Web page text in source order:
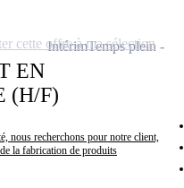
EN
(H/F)
nous recherchons pour notre client,
la fabrication de produits
IntérimTemps plein
cette offre à ma sélection